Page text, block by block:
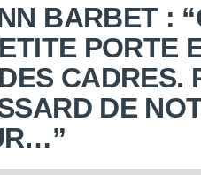
BARBET :
PORTE
CADRES.
DE